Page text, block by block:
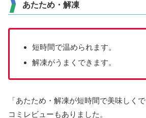
あたため・解凍
短時間で温められます。
解凍がうまくできます。
「あたため・解凍が短時間で美味しく
コミレビューもありました。